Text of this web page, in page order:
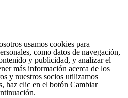
usamos cookies para
como datos de navegación,
y publicidad, y analizar el
más información acerca de los
y nuestros socios utilizamos
haz clic en el botón Cambiar